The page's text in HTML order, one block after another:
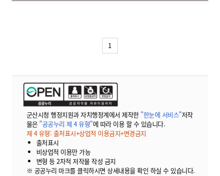
1
군산시청 행정지원과 자치행정계에서 제작한 "한눈에 서비스"저작
물은 "공공누리 제 4 유형"에 따라 이용 할 수 있습니다.
제 4 유형: 출처표시+상업적 이용금지+변경금지
출처표시
비상업적 이용만 가능
변형 등 2차적 저작물 작성 금지
※ 공공누리 마크를 클릭하시면 상세내용을 확인 하실 수 있습니다.